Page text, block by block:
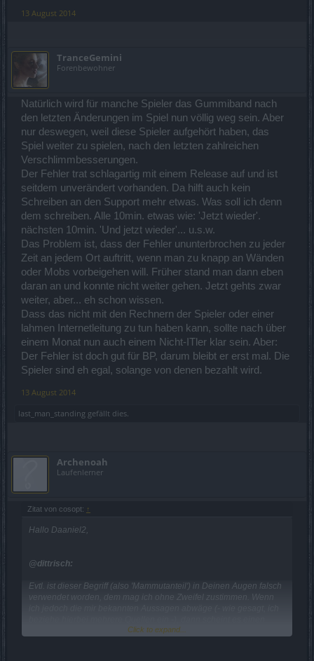
13 August 2014
TranceGemini
Forenbewohner
Natürlich wird für manche Spieler das Gummiband nach
den letzten Änderungen im Spiel nun völlig weg sein. Aber
nur deswegen, weil diese Spieler aufgehört haben, das
Spiel weiter zu spielen, nach den letzten zahlreichen
Verschlimmbesserungen.
Der Fehler trat schlagartig mit einem Release auf und ist
seitdem unverändert vorhanden. Da hilft auch kein
Schreiben an den Support mehr etwas. Was soll ich denn
dem schreiben. Alle 10min. etwas wie: 'Jetzt wieder'.
nächsten 10min. 'Und jetzt wieder'... u.s.w.
Das Problem ist, dass der Fehler ununterbrochen zu jeder
Zeit an jedem Ort auftritt, wenn man zu knapp an Wänden
oder Mobs vorbeigehen will. Früher stand man dann eben
daran an und konnte nicht weiter gehen. Jetzt gehts zwar
weiter, aber... eh schon wissen.
Dass das nicht mit den Rechnern der Spieler oder einer
lahmen Internetleitung zu tun haben kann, sollte nach über
einem Monat nun auch einem Nicht-ITler klar sein. Aber:
Der Fehler ist doch gut für BP, darum bleibt er erst mal. Die
Spieler sind eh egal, solange von denen bezahlt wird.
13 August 2014
last_man_standing gefällt dies.
Archenoah
Laufenlerner
Zitat von cosopt: ↑
Hallo Daaniel2,
@dittrisch:
Evtl. ist dieser Begriff (also 'Mammutanteil') in Deinen Augen falsch
verwendet worden, dem mag ich ohne Zweifel zustimmen. Wenn
größeren Teil bereits geholfen zu haben, was bisher unternommen
Click to expand...